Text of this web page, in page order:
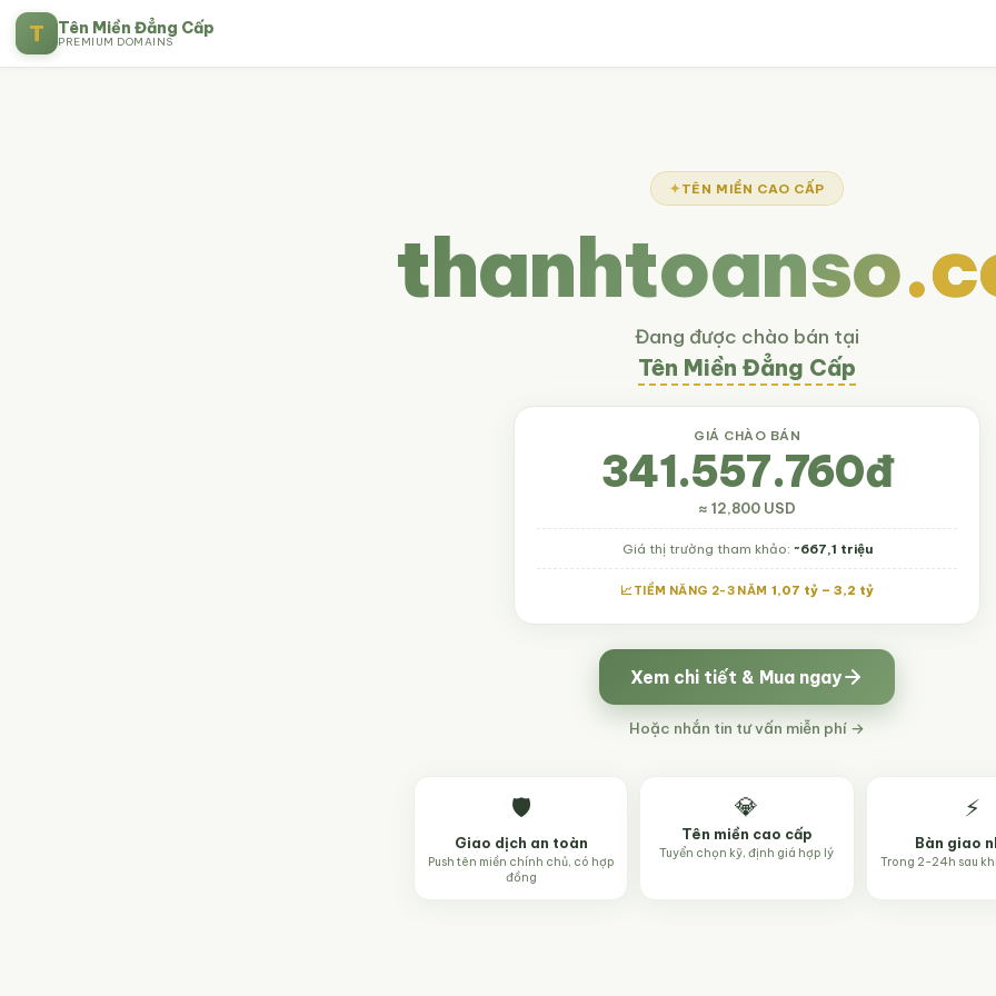
T Tên Miền Đẳng Cấp
PREMIUM DOMAINS
TÊN MIỀN CAO CẤP
thanhtoanso
Đang được chào bán tại
Tên Miền Đẳng Cấp
GIÁ CHÀO BÁN
341.557.760đ
≈ 12,800 USD
Giá thị trường tham khảo: ~667,1 triệu
TIỀM NĂNG 2-3 NĂM 1,07 tỷ – 3,2 tỷ
Xem chi tiết & Mua ngay
Hoặc nhắn tin tư vấn miễn phí →
🛡️
Giao dịch an toàn
Push tên miền chính chủ, có hợp
đồng
💎
Tên miền cao cấp
Tuyển chọn kỹ, định giá hợp lý
⚡
Bàn giao
Trong 2-24h sau